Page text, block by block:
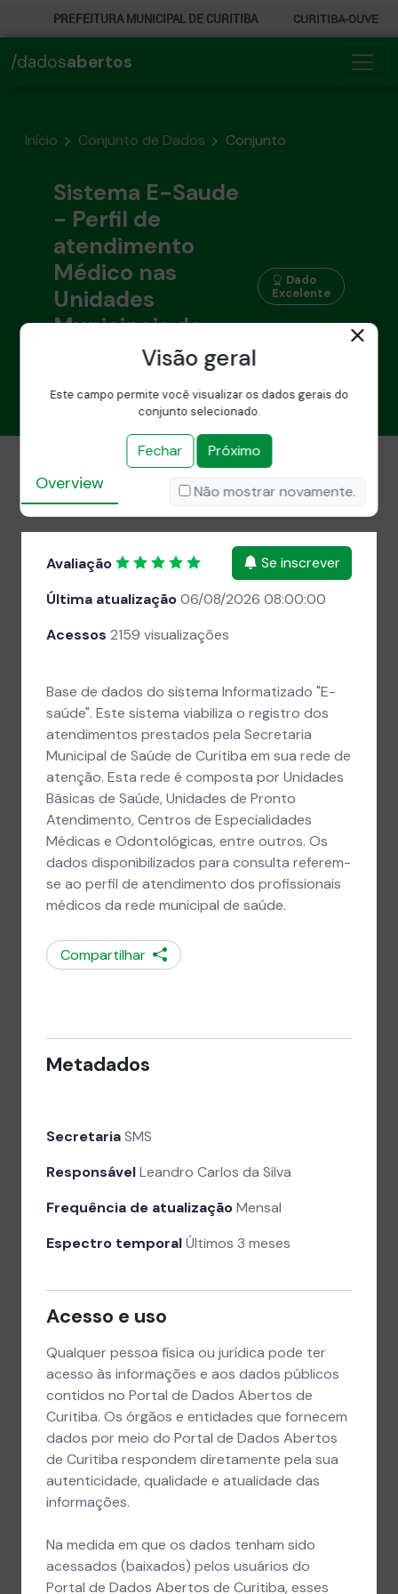
PREFEITURA MUNICIPAL DE CURITIBA CURITIBA-OUVE
/dadosabertos
Início Conjunto de Dados Conjunto
Sistema E-Saude
- Perfil de
atendimento
Médico nas
Unidades
Municipais de
Saúde de
Dado
Excelente
Overview Dados Atividades
Se inscrever
Avaliação
Última atualização06/08/2026 08:00:00
Acessos 2159 visualizações
Base de dados do sistema Informatizado "E-
saúde". Este sistema viabiliza o registro dos
atendimentos prestados pela Secretaria
Municipal de Saúde de Curitiba em sua rede de
atenção. Esta rede é composta por Unidades
Básicas de Saúde, Unidades de Pronto
Atendimento, Centros de Especialidades
Médicas e Odontológicas, entre outros. Os
dados disponibilizados para consulta referem-
se ao perfil de atendimento dos profissionais
médicos da rede municipal de saúde.
Compartilhar
Metadados
SecretariaSMS
ResponsávelLeandro Carlos da Silva
Frequência de atualizaçãoMensal
Espectro temporalÚltimos 3 meses
Acesso e uso
Qualquer pessoa física ou jurídica pode ter
acesso às informações e aos dados públicos
contidos no Portal de Dados Abertos de
Curitiba. Os órgãos e entidades que fornecem
dados por meio do Portal de Dados Abertos
de Curitiba respondem diretamente pela sua
autenticidade, qualidade e atualidade das
informações.
Na medida em que os dados tenham sido
acessados (baixados) pelos usuários do
Portal de Dados Abertos de Curitiba, esses
Visão geral
Este campo permite você visualizar os dados gerais do
conjunto selecionado.
Fechar Próximo
Não mostrar novamente.